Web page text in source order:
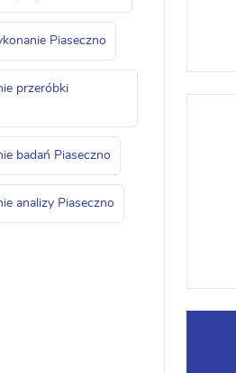
Piaseczno
przeróbki
badań Piaseczno
analizy Piaseczno